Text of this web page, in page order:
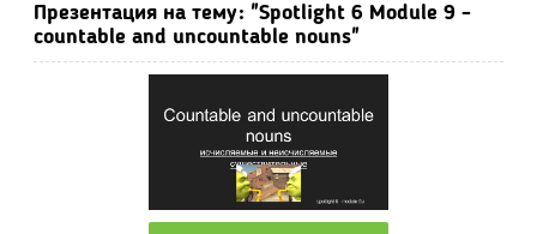
Презентация на тему: "Spotlight 6 Module 9 -
countable and uncountable nouns"